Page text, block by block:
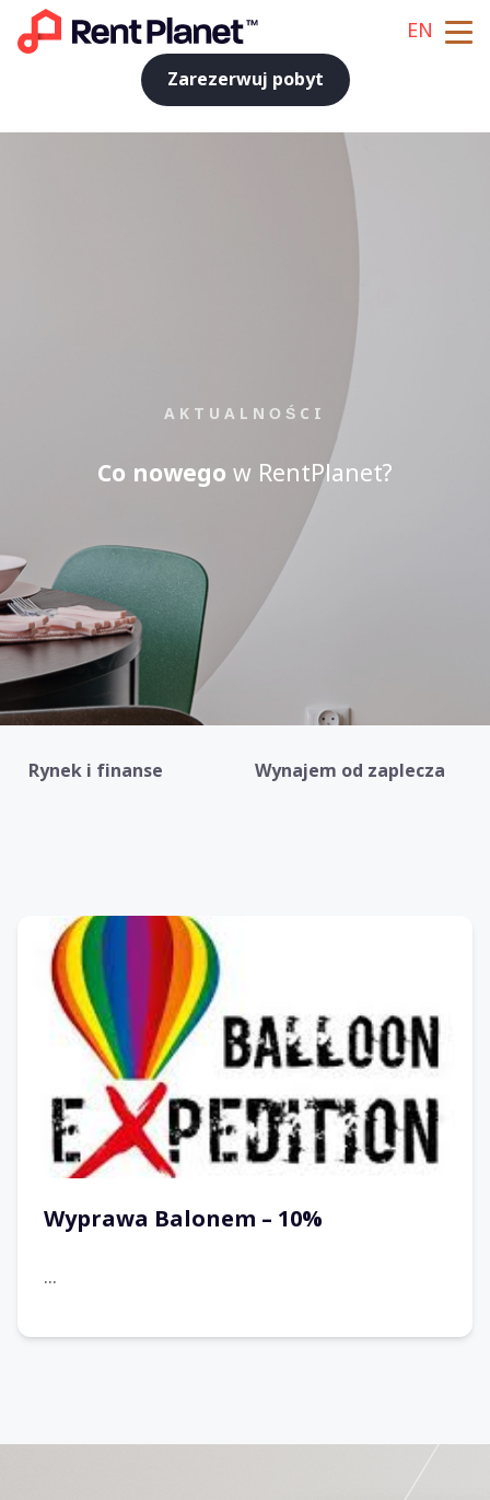
EN
Zarezerwuj pobyt
AKTUALNOŚCI
Co nowego w RentPlanet?
Rynek i finanse Wynajem od zaplecza
Wyprawa Balonem – 10%
...